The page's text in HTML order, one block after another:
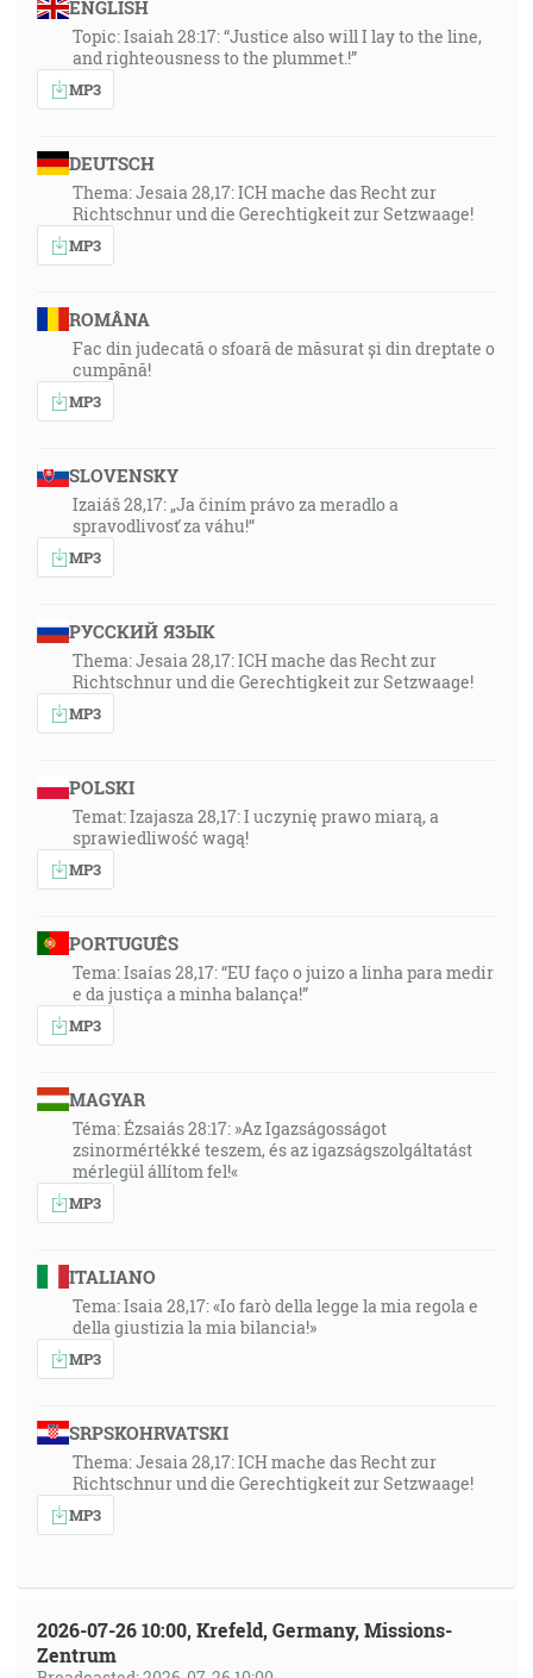
ENGLISH
Topic: Isaiah 28:17: “Justice also will I lay to the line,
and righteousness to the plummet.!”
MP3
DEUTSCH
Thema: Jesaia 28,17: ICH mache das Recht zur
Richtschnur und die Gerechtigkeit zur Setzwaage!
MP3
ROMÂNA
Fac din judecată o sfoară de măsurat și din dreptate o
cumpănă!
MP3
SLOVENSKY
Izaiáš 28,17: „Ja činím právo za meradlo a
spravodlivosť za váhu!“
MP3
РУССКИЙ ЯЗЫК
Thema: Jesaia 28,17: ICH mache das Recht zur
Richtschnur und die Gerechtigkeit zur Setzwaage!
MP3
POLSKI
Temat: Izajasza 28,17: I uczynię prawo miarą, a
sprawiedliwość wagą!
MP3
PORTUGUÊS
Tema: Isaías 28,17: “EU faço o juizo a linha para medir
e da justiça a minha balança!”
MP3
MAGYAR
Téma: Ézsaiás 28:17: »Az Igazságosságot
zsinormértékké teszem, és az igazságszolgáltatást
mérlegül állítom fel!«
MP3
ITALIANO
Tema: Isaia 28,17: «Io farò della legge la mia regola e
della giustizia la mia bilancia!»
MP3
SRPSKOHRVATSKI
Thema: Jesaia 28,17: ICH mache das Recht zur
Richtschnur und die Gerechtigkeit zur Setzwaage!
MP3
2026-07-26 10:00, Krefeld, Germany, Missions-
Zentrum